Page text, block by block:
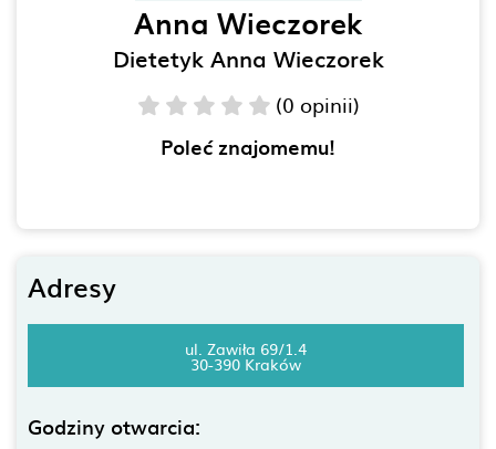
Anna Wieczorek
Dietetyk Anna Wieczorek
(0 opinii)
Poleć znajomemu!
Adresy
ul. Zawiła 69/1.4
30-390 Kraków
Godziny otwarcia: